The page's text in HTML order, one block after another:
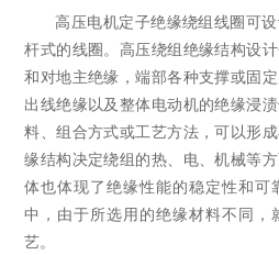
高压电机定子绝缘绕组线圈可
杆式的线圈。高压绕组绝缘结构设
和对地主绝缘，端部各种支撑或固
出线绝缘以及整体电动机的绝缘浸
料、组合方式或工艺方法，可以形
缘结构决定绕组的热、电、机械等
体也体现了绝缘性能的稳定性和可
中，由于所选用的绝缘材料不同，
艺。